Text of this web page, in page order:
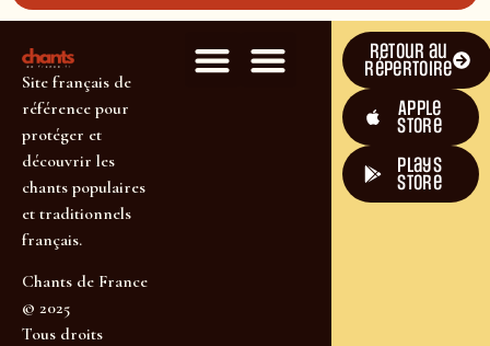
Site français de
référence pour
protéger et
découvrir les
chants populaires
et traditionnels
français.
Chants de France
© 2025
Tous droits
Retour au
répertoire
Apple
Store
plays
store